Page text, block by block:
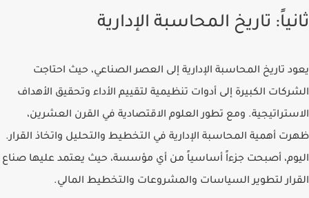
ثانياً: تاريخ المحاسبة الإدارية
يعود تاريخ المحاسبة الإدارية إلى العصر الصناعي، حيث احتاجت
الشركات الكبيرة إلى أدوات تنظيمية لتقييم الأداء وتحقيق الأهداف
الاستراتيجية. ومع تطور العلوم الاقتصادية في القرن العشرين،
ظهرت أهمية المحاسبة الإدارية في التخطيط والتحليل واتخاذ القرار.
اليوم، أصبحت جزءاً أساسياً من أي مؤسسة، حيث يعتمد عليها صناع
القرار لتطوير السياسات والمشروعات والتخطيط المالي.